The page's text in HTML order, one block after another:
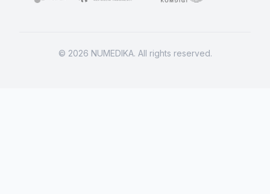
© 2026 NUMEDIKA. All rights reserved.